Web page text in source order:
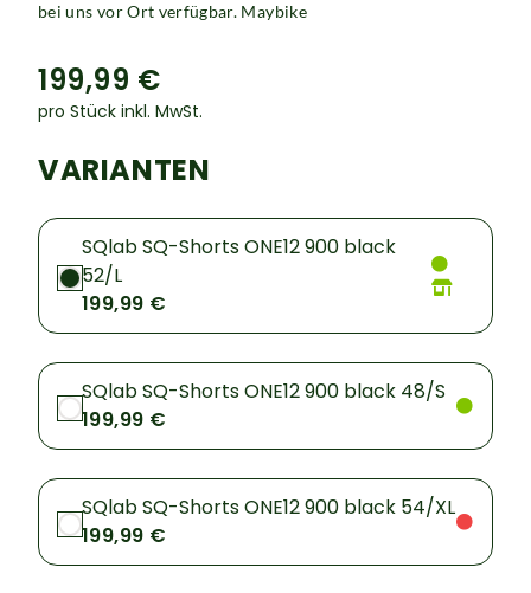
bei uns vor Ort verfügbar. Maybike
199,99 €
pro Stück inkl. MwSt.
VARIANTEN
SQlab SQ-Shorts ONE12 900 black
52/L
199,99 €
SQlab SQ-Shorts ONE12 900 black 48/S
199,99 €
SQlab SQ-Shorts ONE12 900 black 54/XL
199,99 €